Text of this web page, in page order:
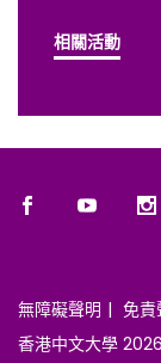
相關活動
無障礙聲明 免責
香港中文大學